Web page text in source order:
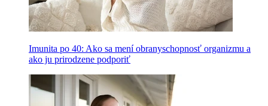
Imunita po 40: Ako sa mení obranyschopnosť organizmu a
ako ju prirodzene podporiť